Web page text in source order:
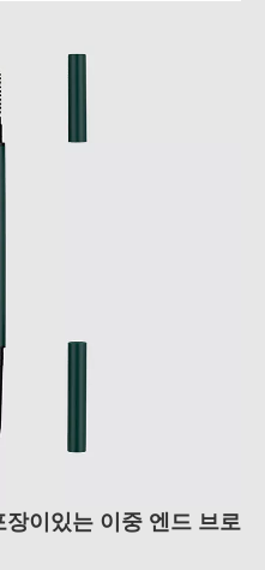
이있는 이중 엔드 브로